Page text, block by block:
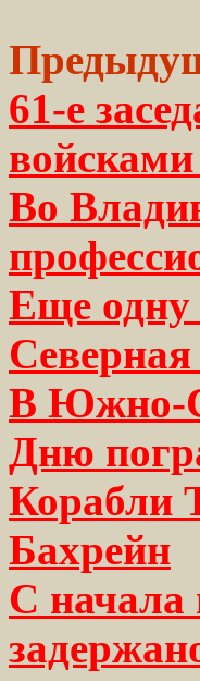
61-е
Во
Еще одну
В Южно-
Дню
Корабли
Бахрейн
С начала